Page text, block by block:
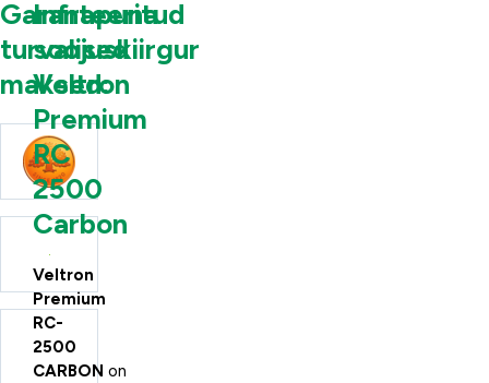
Garanteeritud
turvalised
maksed:
Infrapuna
soojuskiirgur
Veltron
Premium
RC
2500
Carbon
Veltron
Premium
RC-
2500
CARBON on